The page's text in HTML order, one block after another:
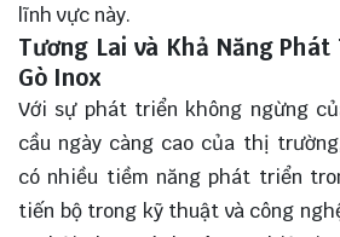
lĩnh vực này.
Tương Lai và Khả Năng
Gò Inox
Với sự phát triển không ngừng
cầu ngày càng cao của thị
có nhiều tiềm năng phát triển
tiến bộ trong kỹ thuật và công